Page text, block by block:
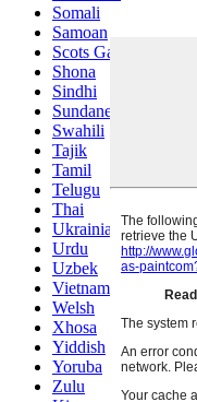
Somali
Samoan
Scots Gaelic
Shona
Sindhi
Sundanese
Swahili
Tajik
Tamil
Telugu
Thai
Ukrainian
Urdu
Uzbek
Vietnamese
Welsh
Xhosa
Yiddish
Yoruba
Zulu